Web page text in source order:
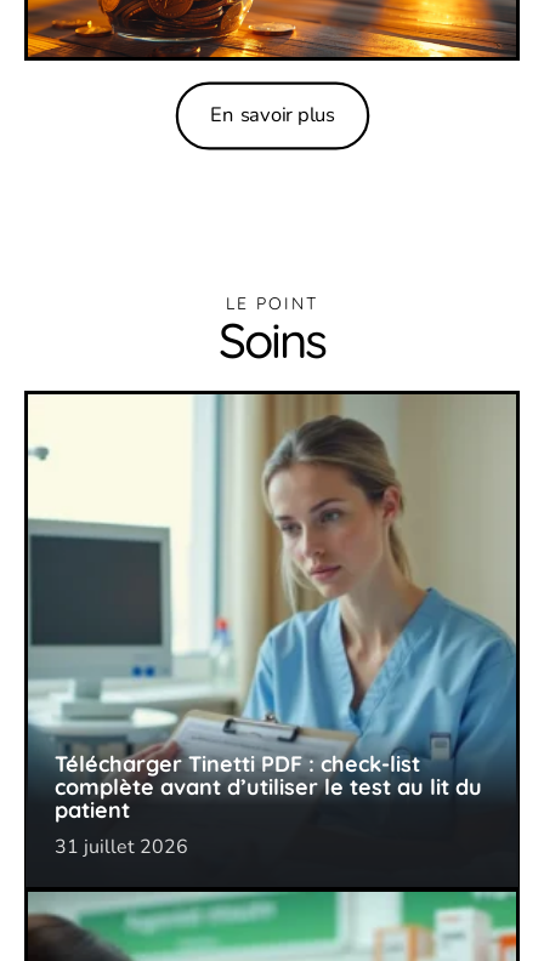
En savoir plus
LE POINT
Soins
Télécharger Tinetti PDF : check-list
complète avant d’utiliser le test au lit du
patient
31 juillet 2026